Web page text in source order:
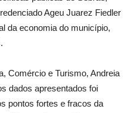
Ageu Juarez Fiedler
da economia do município,
Comércio e Turismo, Andreia
dados apresentados foi
pontos fortes e fracos da